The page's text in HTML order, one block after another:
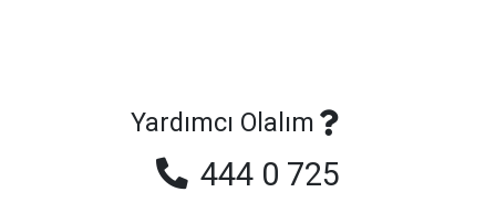
Yardımcı Olalım
444 0 725